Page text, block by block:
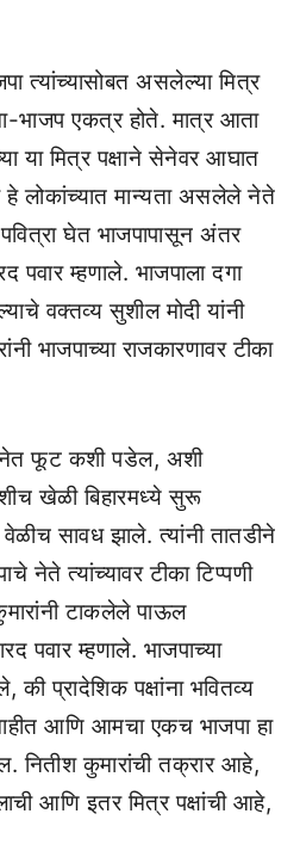
त्यांच्यासोबत असलेल्या मित्र
भाजप एकत्र होते. मात्र आता
या मित्र पक्षाने सेनेवर आघात
लोकांच्यात मान्यता असलेले नेते
घेत भाजपापासून अंतर
म्हणाले. भाजपाला दगा
वक्तव्य सुशील मोदी यांनी
भाजपाच्या राजकारणावर टीका
फूट कशी पडेल, अशी
खेळी बिहारमध्ये सुरू
सावध झाले. त्यांनी तातडीने
नेते त्यांच्यावर टीका टिप्पणी
टाकलेले पाऊल
पवार म्हणाले. भाजपाच्या
प्रादेशिक पक्षांना भवितव्य
आणि आमचा एकच भाजपा हा
नितीश कुमारांची तक्रार आहे,
आणि इतर मित्र पक्षांची आहे,